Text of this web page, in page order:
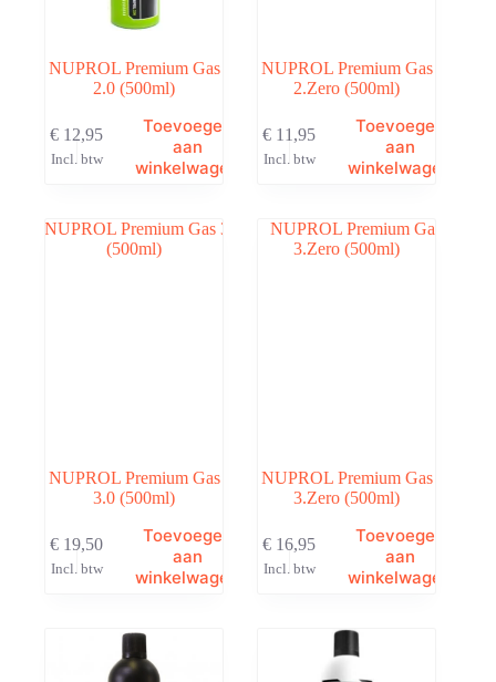
NUPROL Premium Gas
2.0 (500ml)
€ 12,95
Incl. btw
Toevoegen
aan
winkelwagen
NUPROL Premium Gas
2.Zero (500ml)
€ 11,95
Incl. btw
Toevoegen
aan
winkelwagen
NUPROL Premium Gas
3.0 (500ml)
€ 19,50
Incl. btw
Toevoegen
aan
winkelwagen
NUPROL Premium Gas
3.Zero (500ml)
€ 16,95
Incl. btw
Toevoegen
aan
winkelwagen